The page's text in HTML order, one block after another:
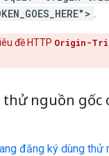
.
đề HTTP Origin-
nguồn gốc
đăng ký dùng thử